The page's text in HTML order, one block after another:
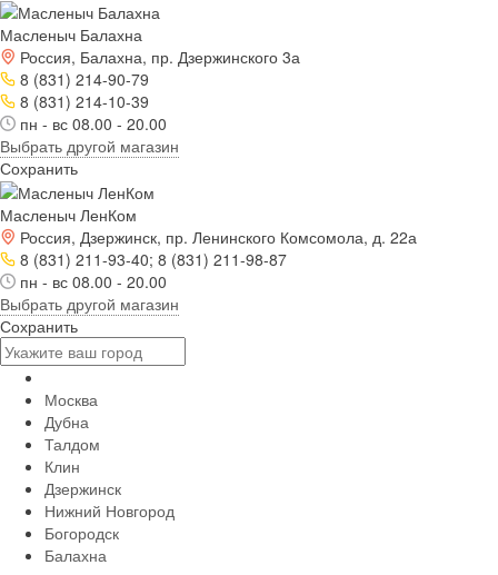
Масленыч Балахна
Россия, Балахна, пр. Дзержинского 3а
8 (831) 214-90-79
8 (831) 214-10-39
пн - вс 08.00 - 20.00
Выбрать другой магазин
Сохранить
Масленыч ЛенКом
Россия, Дзержинск, пр. Ленинского Комсомола, д. 22а
8 (831) 211-93-40; 8 (831) 211-98-87
пн - вс 08.00 - 20.00
Выбрать другой магазин
Сохранить
Москва
Дубна
Талдом
Клин
Дзержинск
Нижний Новгород
Богородск
Балахна